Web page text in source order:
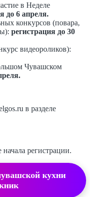
в Неделе
до 6 апреля.
конкурсов (повара,
регистрация до 30
видеороликов):
Чувашском
в разделе
регистрации.
кухни